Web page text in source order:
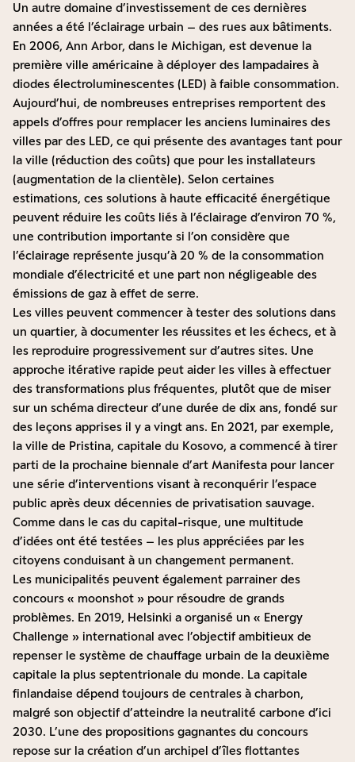
Un autre domaine d’investissement de ces dernières
années a été l’éclairage urbain – des rues aux bâtiments.
En 2006, Ann Arbor, dans le Michigan, est devenue la
première ville américaine à déployer des lampadaires à
diodes électroluminescentes (LED) à faible consommation.
Aujourd’hui, de nombreuses entreprises remportent des
appels d’offres pour remplacer les anciens luminaires des
villes par des LED, ce qui présente des avantages tant pour
la ville (réduction des coûts) que pour les installateurs
(augmentation de la clientèle). Selon certaines
estimations, ces solutions à haute efficacité énergétique
peuvent réduire les coûts liés à l’éclairage d’environ 70 %,
une contribution importante si l’on considère que
l’éclairage représente jusqu’à 20 % de la consommation
mondiale d’électricité et une part non négligeable des
émissions de gaz à effet de serre.
Les villes peuvent commencer à tester des solutions dans
un quartier, à documenter les réussites et les échecs, et à
les reproduire progressivement sur d’autres sites. Une
approche itérative rapide peut aider les villes à effectuer
des transformations plus fréquentes, plutôt que de miser
sur un schéma directeur d’une durée de dix ans, fondé sur
des leçons apprises il y a vingt ans. En 2021, par exemple,
la ville de Pristina, capitale du Kosovo, a commencé à tirer
parti de la prochaine biennale d’art Manifesta pour lancer
une série d’interventions visant à reconquérir l’espace
public après deux décennies de privatisation sauvage.
Comme dans le cas du capital-risque, une multitude
d’idées ont été testées – les plus appréciées par les
citoyens conduisant à un changement permanent.
Les municipalités peuvent également parrainer des
concours « moonshot » pour résoudre de grands
problèmes. En 2019, Helsinki a organisé un « Energy
Challenge » international avec l’objectif ambitieux de
repenser le système de chauffage urbain de la deuxième
capitale la plus septentrionale du monde. La capitale
finlandaise dépend toujours de centrales à charbon,
malgré son objectif d’atteindre la neutralité carbone d’ici
2030. L’une des propositions gagnantes du concours
repose sur la création d’un archipel d’îles flottantes